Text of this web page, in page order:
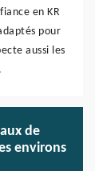
en KR
pour
aussi les
de
environs